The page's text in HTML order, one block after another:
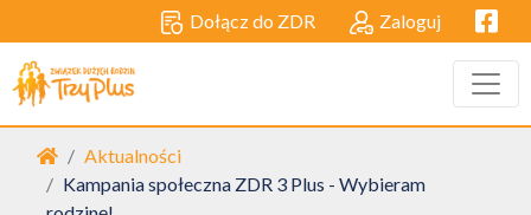
Dołącz do ZDR Zaloguj
Strona główna
Aktualności
Kampania społeczna ZDR 3 Plus - Wybieram